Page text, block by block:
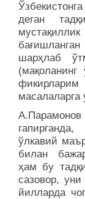
деган
шарҳлаб
А.Парамонов
ўлкавий
билан
ҳам бу
сазовор,
йилларда